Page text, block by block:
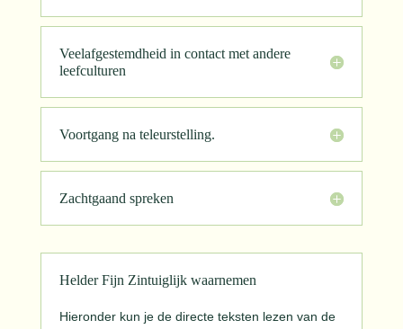
Veelafgestemdheid in contact met andere
leefculturen
Voortgang na teleurstelling.
Zachtgaand spreken
Helder Fijn Zintuiglijk waarnemen
Hieronder kun je de directe teksten lezen van de